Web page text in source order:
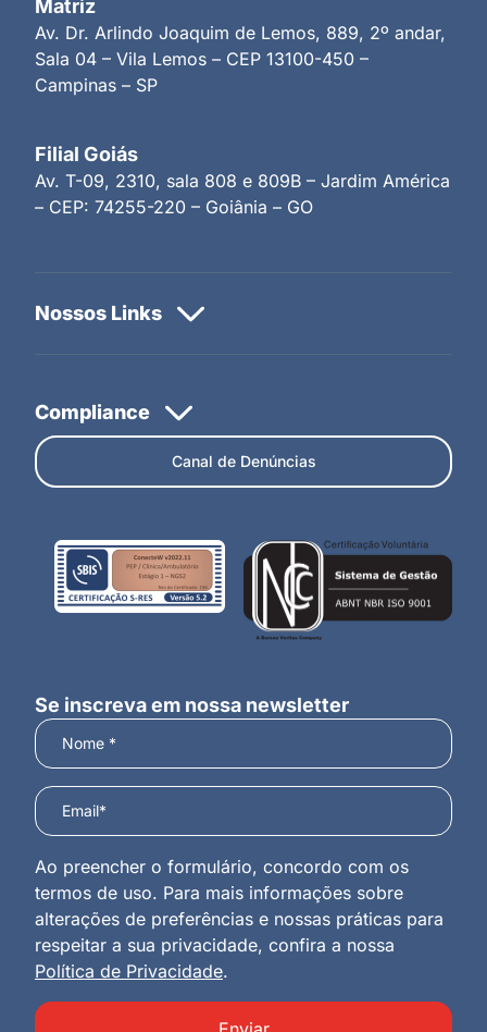
Matriz
Av. Dr. Arlindo Joaquim de Lemos, 889, 2º andar,
Sala 04 – Vila Lemos – CEP 13100-450 –
Campinas – SP
Filial Goiás
Av. T-09, 2310, sala 808 e 809B – Jardim América
– CEP: 74255-220 – Goiânia – GO
Canal de Denúncias
Se inscreva em nossa newsletter
Ao preencher o formulário, concordo com os
termos de uso. Para mais informações sobre
alterações de preferências e nossas práticas para
respeitar a sua privacidade, confira a nossa
Política de Privacidade.